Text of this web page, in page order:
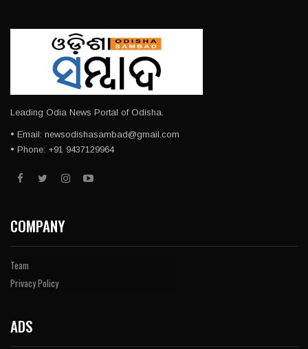
Leading Odia News Portal of Odisha.
• Email: newsodishasambad@gmail.com
• Phone: +91 9437129964
COMPANY
Team
Privacy Policy
ADS